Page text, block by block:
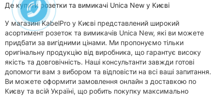
Де купити розетки та вимикачі Unica New у Києві
У магазині KabelPro у Києві представлений широкий
асортимент розеток та вимикачів Unica New, які ви можете
придбати за вигідними цінами. Ми пропонуємо тільки
оригінальну продукцію від виробника, що гарантує високу
якість та довговічність. Наші консультанти завжди готові
допомогти вам з вибором та відповісти на всі ваші запитання.
Ви можете оформити замовлення онлайн з доставкою по
Києву та всій Україні, що робить покупку максимально